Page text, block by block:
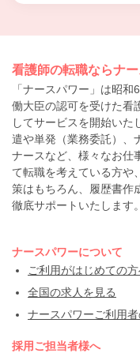
看護師の転職ならナ
「ナースパワー」は昭
働大臣の認可を受けた看
してサービスを開始いた
遣や単発（業務委託）、
ナースなど、様々なお仕
て転職を考えている方や
策はもちろん、履歴書作
徹底サポートいたします。
ナースパワーについて
ご利用がはじめての
全国の求人を見る
ナースパワーご利用
採用ご担当者様へ